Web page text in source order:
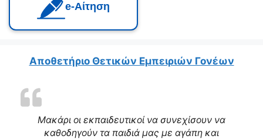
e‑Αίτηση
Μακάρι οι εκπαιδευτικοί να συνεχίσουν να
καθοδηγούν τα παιδιά μας με αγάπη και
Αποθετήριο Θετικών Εμπειριών Γονέων